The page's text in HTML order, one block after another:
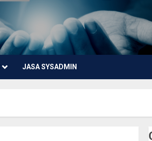
JASA SYSADMIN